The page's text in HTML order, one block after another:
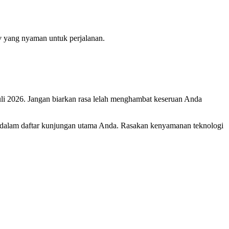
yang nyaman untuk perjalanan.
Jangan biarkan rasa lelah menghambat keseruan Anda
daftar kunjungan utama Anda. Rasakan kenyamanan teknologi